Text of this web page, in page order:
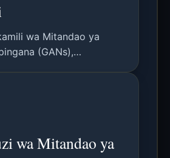
wa Mitandao ya
(GANs),
wa utafiti wa
wa Mitandao ya